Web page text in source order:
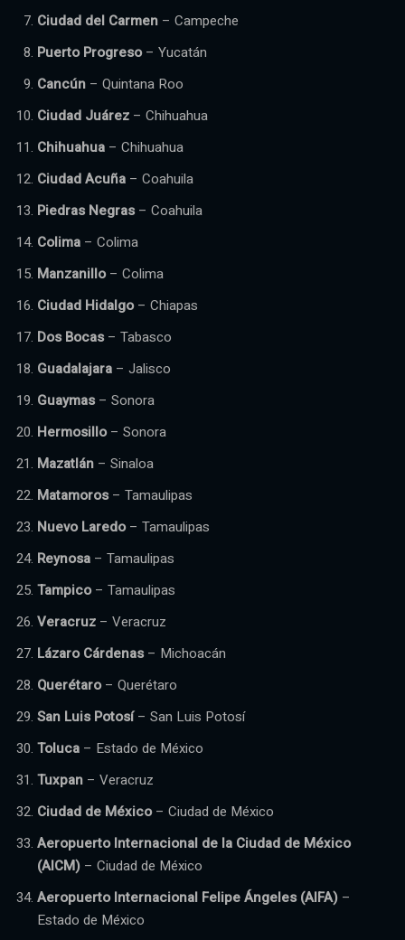
Ciudad del Carmen – Campeche
Puerto Progreso– Yucatán
Cancún – Quintana Roo
Ciudad Juárez – Chihuahua
Chihuahua – Chihuahua
Ciudad Acuña – Coahuila
Piedras Negras– Coahuila
Colima – Colima
Manzanillo– Colima
Ciudad Hidalgo– Chiapas
Dos Bocas– Tabasco
Guadalajara – Jalisco
Guaymas– Sonora
Hermosillo– Sonora
Mazatlán – Sinaloa
Matamoros– Tamaulipas
Nuevo Laredo– Tamaulipas
Reynosa – Tamaulipas
Tampico– Tamaulipas
Veracruz – Veracruz
Lázaro Cárdenas– Michoacán
Querétaro– Querétaro
San Luis Potosí– San Luis Potosí
Toluca – Estado de México
Tuxpan – Veracruz
Ciudad de México– Ciudad de México
Aeropuerto Internacional de la Ciudad de México
(AICM) – Ciudad de México
Aeropuerto Internacional Felipe Ángeles (AIFA) –
Estado de México